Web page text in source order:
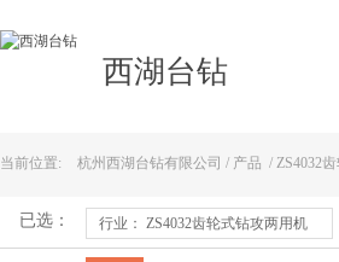
西湖台钻
当前位置: 杭州西湖台钻有限公司 / 产品 / ZS4032
已选： 行业： ZS4032齿轮式钻攻两用机